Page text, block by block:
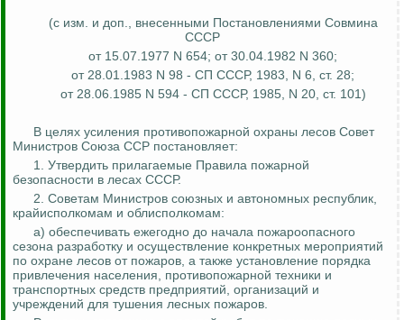
(с изм. и доп., внесенными Постановлениями Совмина
СССР
от 15.07.1977 N 654; от 30.04.1982 N 360;
от 28.01.1983 N 98 - СП СССР, 1983, N 6, ст. 28;
от 28.06.1985 N 594 - СП СССР, 1985, N 20, ст. 101)
В целях усиления противопожарной охраны лесов Совет
Министров Союза ССР постановляет:
1. Утвердить прилагаемые Правила пожарной
безопасности в лесах СССР.
2. Советам Министров союзных и автономных республик,
крайисполкомам и облисполкомам:
а) обеспечивать ежегодно до начала пожароопасного
сезона разработку и осуществление конкретных мероприятий
по охране лесов от пожаров, а также установление порядка
привлечения населения, противопожарной техники и
транспортных средств предприятий, организаций и
учреждений для тушения лесных пожаров.